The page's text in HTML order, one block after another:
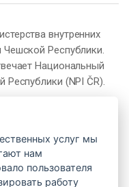
внутренних
Республики.
Национальный
Республики (NPI ČR).
услуг мы
нам
пользователя
работу